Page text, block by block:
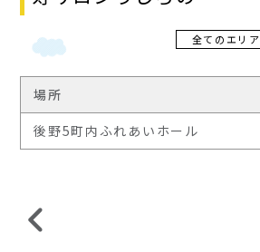
全てのエリア
場所
後野5町内ふれあいホール